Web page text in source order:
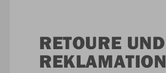
RETOURE UND
REKLAMATION